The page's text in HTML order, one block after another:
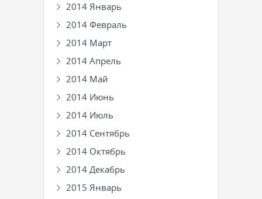
2014 Январь
2014 Февраль
2014 Март
2014 Апрель
2014 Май
2014 Июнь
2014 Июль
2014 Сентябрь
2014 Октябрь
2014 Декабрь
2015 Январь